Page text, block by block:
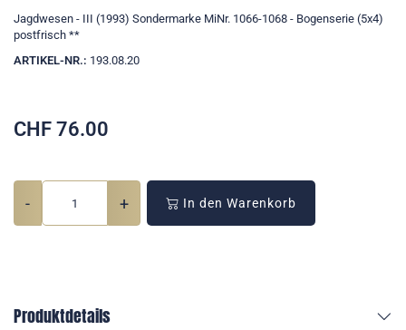
Jagdwesen - III (1993) Sondermarke MiNr. 1066-1068 - Bogenserie (5x4)
postfrisch **
ARTIKEL-NR.: 193.08.20
CHF 76.00
- + In den Warenkorb
Produktdetails